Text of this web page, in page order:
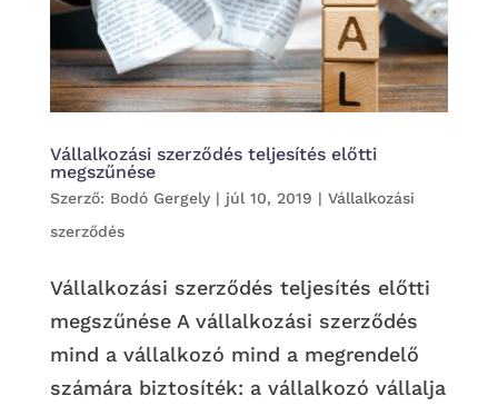
Vállalkozási szerződés teljesítés előtti
megszűnése
Szerző: Bodó Gergely| júl 10, 2019 | Vállalkozási
szerződés
Vállalkozási szerződés teljesítés előtti
megszűnése A vállalkozási szerződés
mind a vállalkozó mind a megrendelő
számára biztosíték: a vállalkozó vállalja